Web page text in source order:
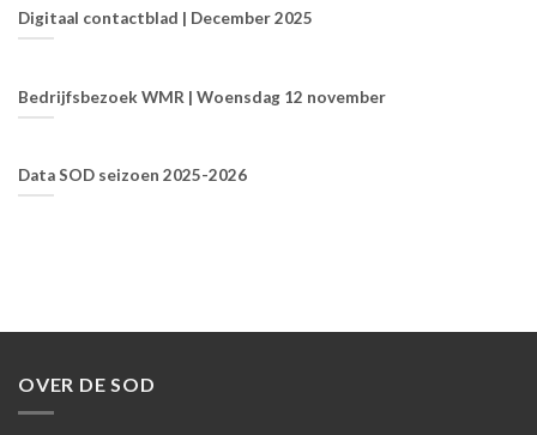
Digitaal contactblad | December 2025
Bedrijfsbezoek WMR | Woensdag 12 november
Data SOD seizoen 2025-2026
OVER DE SOD